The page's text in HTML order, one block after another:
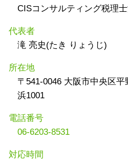
CISコンサルティング税理
代表者
滝 亮史(たき りょうじ)
所在地
〒541-0046 大阪市中央区
浜1001
電話番号
06-6203-8531
対応時間